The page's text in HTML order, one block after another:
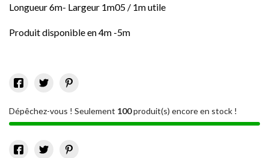
Longueur 6m- Largeur 1m05 / 1m utile
Produit disponible en 4m -5m
Dépêchez-vous ! Seulement 100produit(s) encore en stock !